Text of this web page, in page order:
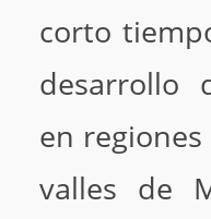
corto
desarrollo
en
valles de